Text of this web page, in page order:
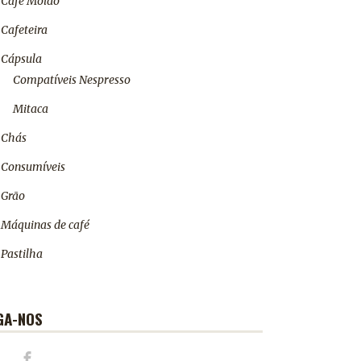
Cafeteira
Cápsula
Compatíveis Nespresso
Mitaca
Chás
Consumíveis
Grão
Máquinas de café
Pastilha
NOS